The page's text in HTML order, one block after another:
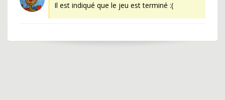
Il est indiqué que le jeu est terminé :(